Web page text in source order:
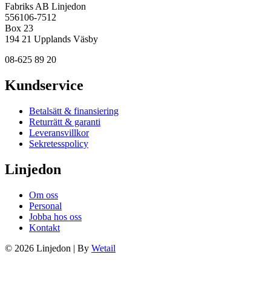
Fabriks AB Linjedon
556106-7512
Box 23
194 21 Upplands Väsby
08-625 89 20
Kundservice
Betalsätt & finansiering
Returrätt & garanti
Leveransvillkor
Sekretesspolicy
Linjedon
Om oss
Personal
Jobba hos oss
Kontakt
© 2026 Linjedon | By Wetail